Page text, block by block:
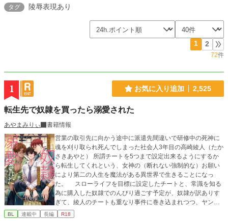
タグ 陵辱表現あり
1 2
72件
1 お気に入り追加 2,525
転生先で奴隷を買ったら溺愛された
あやまみりぃ
書籍情報
営業の取引先に向かう途中に派遣先間違いで研修中の死神に
魂を刈り取られ死んでしまった社会人3年目の高崎綾人（たか
さきあやと） 所謂チートを5つまで設定出来るようにするか
ら転生してくれという、女神の（断れない強制的な）お願い
により第二の人生を魔法がある異世界で生きることになっ
た。 スローライフを目標に設定したチートと、常識を知る
為に購入した奴隷でのんびり過ごす予定が、奴隷が訳ありす
ぎて、綾人のチートも重なり事件に巻き込まれつつ、ヤンデ
レ気味な奴隷に溺愛されていく話。 年下美形奴隷（スパダ
BL 連載中 長編 R18